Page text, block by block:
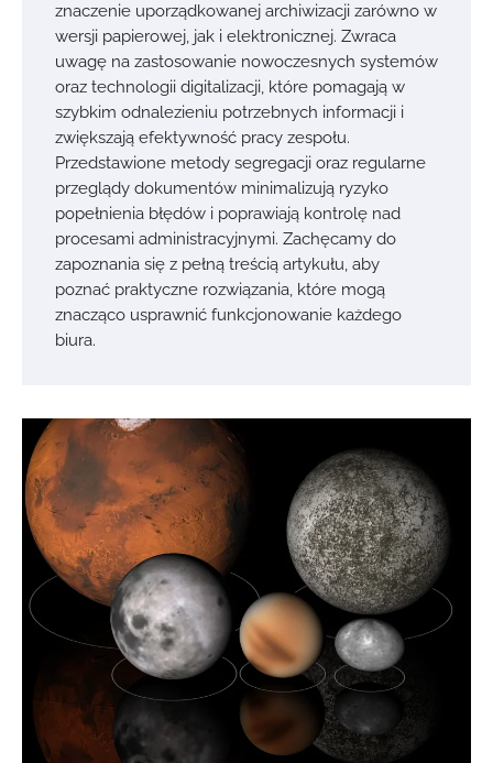
znaczenie uporządkowanej archiwizacji zarówno w
wersji papierowej, jak i elektronicznej. Zwraca
uwagę na zastosowanie nowoczesnych systemów
oraz technologii digitalizacji, które pomagają w
szybkim odnalezieniu potrzebnych informacji i
zwiększają efektywność pracy zespołu.
Przedstawione metody segregacji oraz regularne
przeglądy dokumentów minimalizują ryzyko
popełnienia błędów i poprawiają kontrolę nad
procesami administracyjnymi. Zachęcamy do
zapoznania się z pełną treścią artykułu, aby
poznać praktyczne rozwiązania, które mogą
znacząco usprawnić funkcjonowanie każdego
biura.